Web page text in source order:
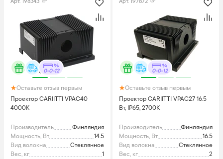
0-0-12
Оставьте отзыв первым
Проектор CARIITTI VPAC40
4000K
Производитель
Финляндия
Мощность, Вт
14.5
Вид волокна
Стеклянное
Вес, кг
1
0-0-12
Оставьте отзыв первым
Проектор CARIITTI VPAC27 16.5
Вт, IP65, 2700K
Производитель
Финляндия
Мощность, Вт
16.5
Вид волокна
Стеклянное
Вес, кг
2